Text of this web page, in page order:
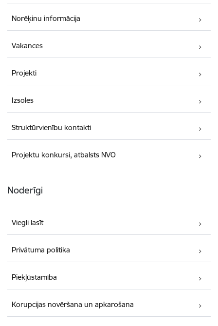
Norēķinu informācija
Vakances
Projekti
Izsoles
Struktūrvienību kontakti
Projektu konkursi, atbalsts NVO
Noderīgi
Viegli lasīt
Privātuma politika
Piekļūstamība
Korupcijas novēršana un apkarošana